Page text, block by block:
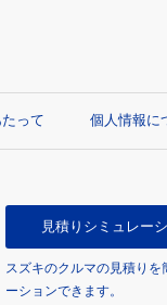
って 個人情報に
見積り シミュレー
スズキのクルマの見積りを
ーションできます。